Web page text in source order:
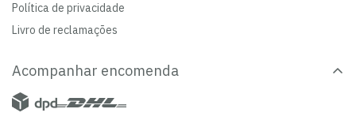
Política de privacidade
Livro de reclamações
Acompanhar encomenda